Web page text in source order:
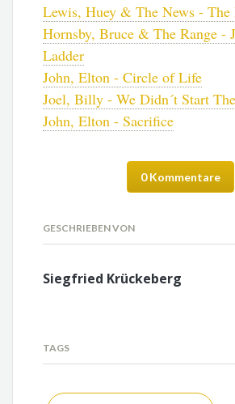
Lewis, Huey & The News - The
Hornsby, Bruce & The Range -
Ladder
John, Elton - Circle of Life
Joel, Billy - We Didn´t Start
John, Elton - Sacrifice
0 Kommentare
GESCHRIEBEN VON
Siegfried Krückeberg
TAGS